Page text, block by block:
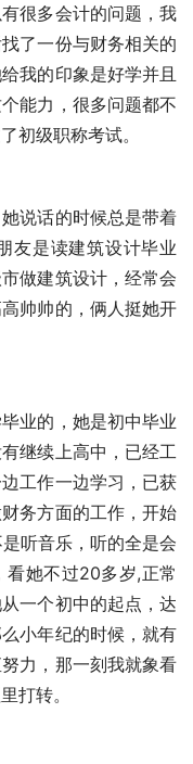
很多会计的问题，我
了一份与财务相关的
我的印象是好学并且
能力，很多问题都不
初级职称考试。
说话的时候总是带着
友是读建筑设计毕业
做建筑设计，经常会
帅帅的，俩人挺她开
业的，她是初中毕业
继续上高中，已经工
工作一边学习，已获
务方面的工作，开始
听音乐，听的全是会
看她不过20多岁,正常
一个初中的起点，达
小年纪的时候，就有
力，那一刻我就象看
打转。